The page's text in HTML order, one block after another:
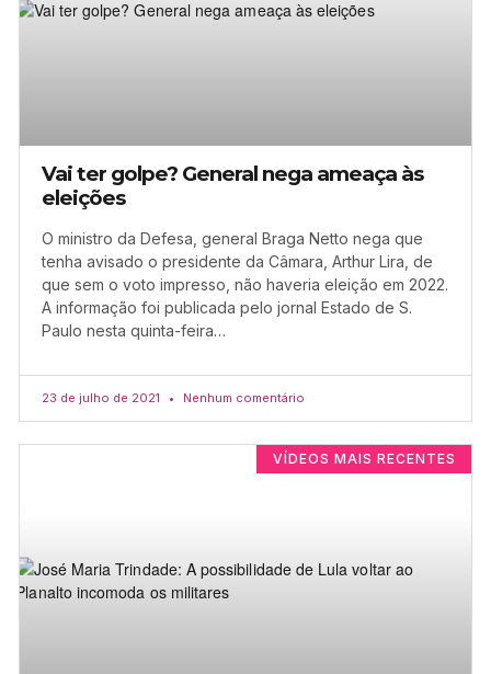
Vai ter golpe? General nega ameaça às
eleições
O ministro da Defesa, general Braga Netto nega que
tenha avisado o presidente da Câmara, Arthur Lira, de
que sem o voto impresso, não haveria eleição em 2022.
A informação foi publicada pelo jornal Estado de S.
Paulo nesta quinta-feira…
23 de julho de 2021 Nenhum comentário
VÍDEOS MAIS RECENTES